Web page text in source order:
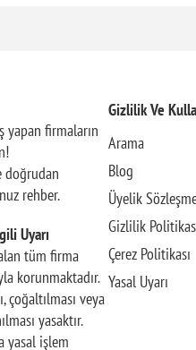
yapan firmaların
doğrudan
rehber.
Uyarı
tüm firma
korunmaktadır.
çoğaltılması veya
yasaktır.
yasal işlem
Gizlilik Ve
Arama
Blog
Üyelik
Gizlilik
Çerez Politikası
Yasal Uyarı